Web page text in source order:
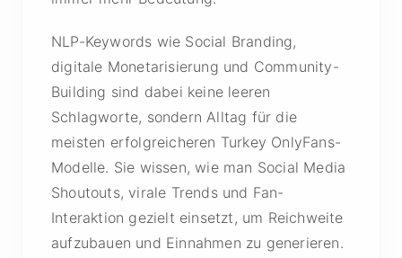
NLP-Keywords wie Social Branding,
digitale Monetarisierung und Community-
Building sind dabei keine leeren
Schlagworte, sondern Alltag für die
meisten erfolgreicheren Turkey OnlyFans-
Modelle. Sie wissen, wie man Social Media
Shoutouts, virale Trends und Fan-
Interaktion gezielt einsetzt, um Reichweite
aufzubauen und Einnahmen zu generieren.